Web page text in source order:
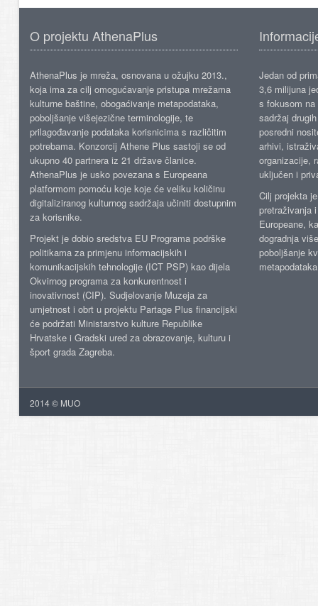
O projektu AthenaPlus
AthenaPlus je mreža, osnovana u ožujku 2013.,
koja ima za cilj omogućavanje pristupa mrežama
kulturne baštine, obogaćivanje metapodataka,
poboljšanje višejezične terminologije, te
prilagođavanje podataka korisnicima s različitim
potrebama. Konzorcij Athene Plus sastoji se od
ukupno 40 partnera iz 21 države članice.
AthenaPlus je usko povezana s Europeana
platformom pomoću koje koje će veliku količinu
digitaliziranog kulturnog sadržaja učiniti dostupnim
za korisnike.
Projekt je dobio sredstva EU Programa podrške
politikama za primjenu informacijskih i
komunikacijskih tehnologije (ICT PSP) kao dijela
Okvirnog programa za konkurentnost i
inovativnost (CIP). Sudjelovanje Muzeja za
umjetnost i obrt u projektu Partage Plus financijski
će podržati Ministarstvo kulture Republike
Hrvatske i Gradski ured za obrazovanje, kulturu i
šport grada Zagreba.
Jedan od
3,6 milijuna
s fokusom
sadržaj
posredni
arhivi,
organizacije,
uključen i
Cilj projekta
pretraživanja
Europeane,
dogradnja
poboljšanje
2014 © MUO